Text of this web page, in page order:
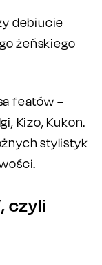
debiucie
żeńskiego
featów –
Kizo, Kukon.
stylistyk
czyli